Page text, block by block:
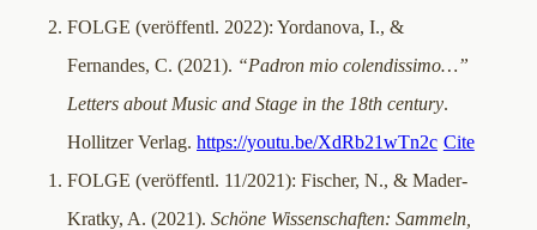
2. FOLGE (veröffentl. 2022): Yordanova, I., &
Fernandes, C. (2021). “Padron mio colendissimo…”
Letters about Music and Stage in the 18th century.
Hollitzer Verlag. https://youtu.be/XdRb21wTn2c Cite
1. FOLGE (veröffentl. 11/2021): Fischer, N., & Mader-
Kratky, A. (2021). Schöne Wissenschaften: Sammeln,